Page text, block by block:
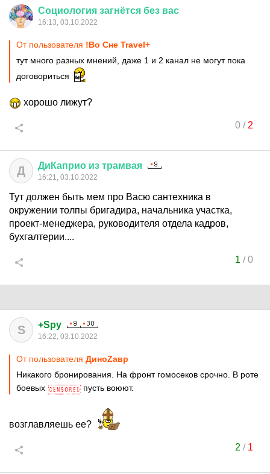
Социология загнётся без вас
16:13, 03.10.2022
От пользователя !Во Сне Travel+
тут много разных мнений, даже 1 и 2 канал не могут пока
договориться
хорошо лижут?
0/ 2
Д ДиКаприо из трамвая
16:21, 03.10.2022
Тут должен быть мем про Васю сантехника в
окружении толпы бригадира, начальника участка,
проект-менеджера, руководителя отдела кадров,
бухгалтерии....
1 /0
S +Spy
16:22, 03.10.2022
От пользователя ДиноZавp
Никакого бронирования. На фронт гомосеков срочно. В роте
боевых
пусть воюют.
возглавляешь ее?
2 / 1